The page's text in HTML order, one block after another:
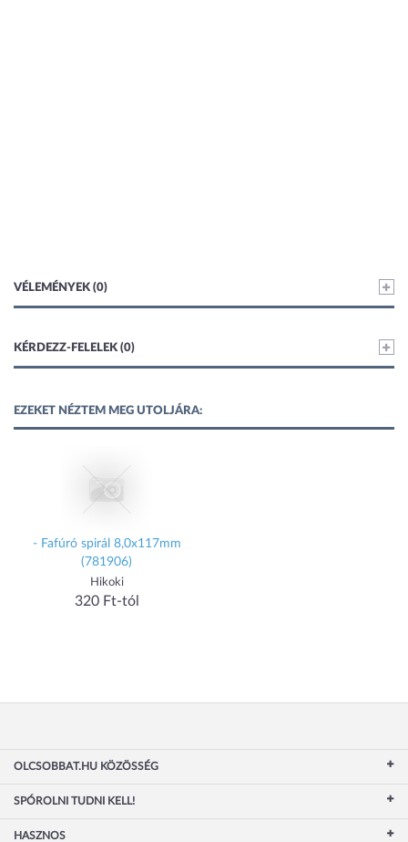
VÉLEMÉNYEK (0)
KÉRDEZZ-FELELEK (0)
EZEKET NÉZTEM MEG UTOLJÁRA:
- Fafúró spirál 8,0x117mm
(781906)
Hikoki
320 Ft-tól
OLCSOBBAT.HU KÖZÖSSÉG
SPÓROLNI TUDNI KELL!
HASZNOS